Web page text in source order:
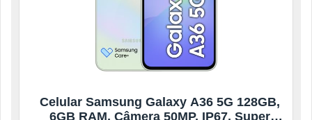
Celular Samsung Galaxy A36 5G 128GB,
6GB RAM, Câmera 50MP, IP67, Super